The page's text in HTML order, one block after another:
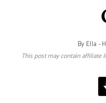
By Ella -
This post may contain affiliate